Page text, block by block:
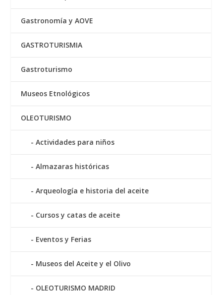
Gastronomía y AOVE
GASTROTURISMIA
Gastroturismo
Museos Etnológicos
OLEOTURISMO
Actividades para niños
Almazaras históricas
Arqueología e historia del aceite
Cursos y catas de aceite
Eventos y Ferias
Museos del Aceite y el Olivo
OLEOTURISMO MADRID